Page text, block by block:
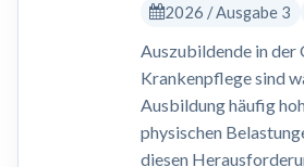
2026 / Ausgabe 3
Auszubildende in der
Krankenpflege sind
Ausbildung häufig
physischen
diesen